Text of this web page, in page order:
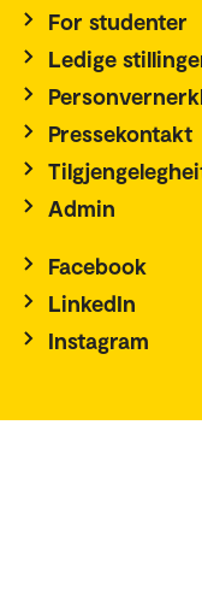
For studenter
Ledige
Pressekontakt
Admin
Facebook
LinkedIn
Instagram